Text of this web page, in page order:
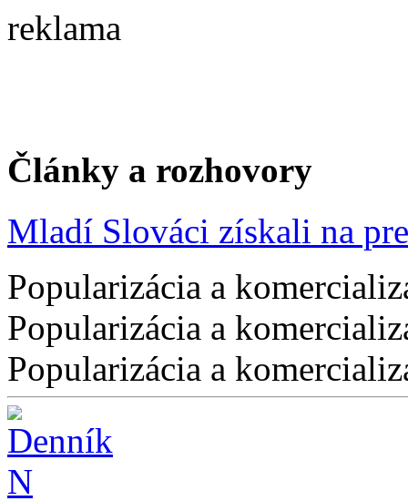
reklama
Články a rozhovory
Mladí Slováci získali na
Popularizácia a
Popularizácia a
Popularizácia a